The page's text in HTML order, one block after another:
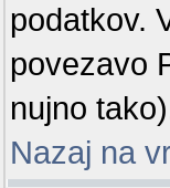
podatkov.
povezavo
nujno
Nazaj na